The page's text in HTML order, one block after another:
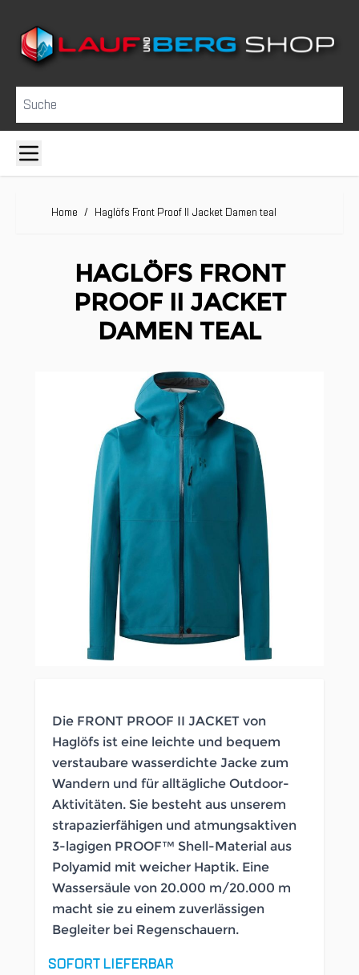
Suche
Home / Haglöfs Front Proof II Jacket Damen teal
HAGLÖFS FRONT
PROOF II JACKET
DAMEN TEAL
Clicken, um das Karussell zu überspringen
Die FRONT PROOF II JACKET von
Haglöfs ist eine leichte und bequem
verstaubare wasserdichte Jacke zum
Wandern und für alltägliche Outdoor-
Aktivitäten. Sie besteht aus unserem
strapazierfähigen und atmungsaktiven
3-lagigen PROOF™ Shell-Material aus
Polyamid mit weicher Haptik. Eine
Wassersäule von 20.000 m/20.000 m
macht sie zu einem zuverlässigen
Begleiter bei Regenschauern.
SOFORT LIEFERBAR